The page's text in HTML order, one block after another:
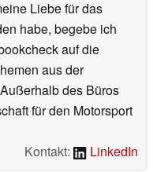
Liebe für das
habe, begebe ich
auf die
aus der
des Büros
für den Motorsport
Kontakt:
LinkedIn